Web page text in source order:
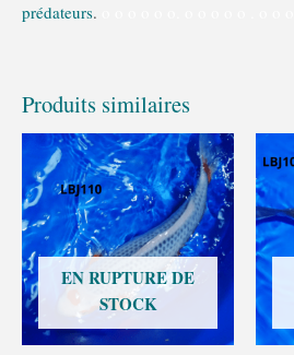
prédateurs.
Produits similaires
EN RUPTURE DE
STOCK